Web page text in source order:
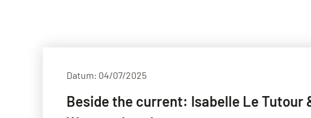
Datum: 04/07/2025
Beside the current: Isabelle Le Tutour